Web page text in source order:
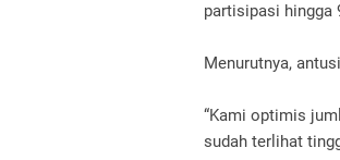
partisipasi hingga
Menurutnya,
“Kami optimis
sudah terlihat